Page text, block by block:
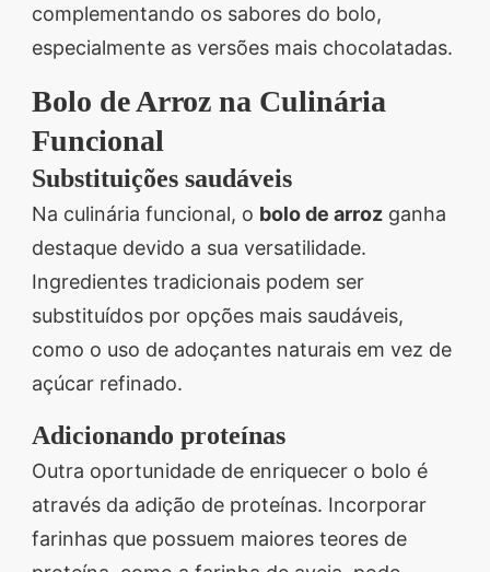
complementando os sabores do bolo,
especialmente as versões mais chocolatadas.
Bolo de Arroz na Culinária
Funcional
Substituições saudáveis
Na culinária funcional, o bolo de arroz ganha
destaque devido a sua versatilidade.
Ingredientes tradicionais podem ser
substituídos por opções mais saudáveis,
como o uso de adoçantes naturais em vez de
açúcar refinado.
Adicionando proteínas
Outra oportunidade de enriquecer o bolo é
através da adição de proteínas. Incorporar
farinhas que possuem maiores teores de